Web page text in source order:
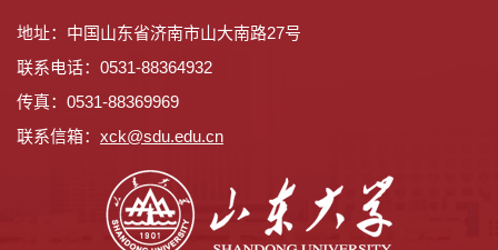
地址：中国山东省济南市山大南路27号
联系电话：0531-88364932
传真：0531-88369969
联系信箱： xck@sdu.edu.cn